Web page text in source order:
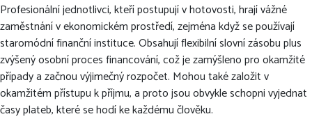
Profesionální jednotlivci, kteří postupují v hotovosti, hrají vážné
zaměstnání v ekonomickém prostředí, zejména když se používají
staromódní finanční instituce. Obsahují flexibilní slovní zásobu plus
zvýšený osobní proces financování, což je zamýšleno pro okamžité
případy a začnou výjimečný rozpočet. Mohou také založit v
okamžitém přístupu k příjmu, a proto jsou obvykle schopni vyjednat
časy plateb, které se hodí ke každému člověku.